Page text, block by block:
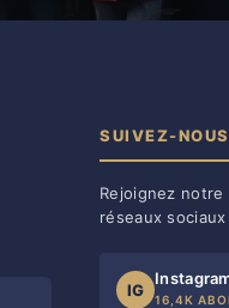
SUIVEZ-NOUS
Rejoignez
réseaux
IG
16,4K